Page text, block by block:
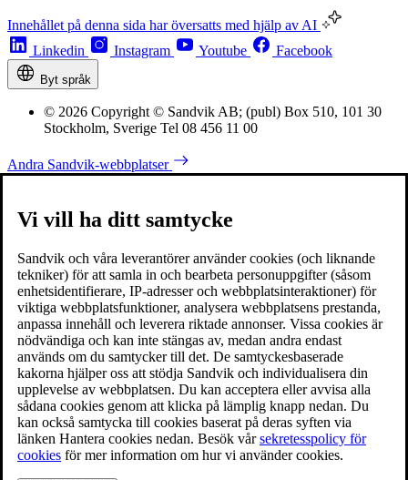
Innehållet på denna sida har översatts med hjälp av AI
Linkedin
Instagram Youtube Facebook
Byt språk
© 2026 Copyright © Sandvik AB; (publ) Box 510, 101 30
Stockholm, Sverige Tel 08 456 11 00
Andra Sandvik-webbplatser
Vi vill ha ditt samtycke
Sandvik och våra leverantörer använder cookies (och liknande
tekniker) för att samla in och bearbeta personuppgifter (såsom
enhetsidentifierare, IP-adresser och webbplatsinteraktioner) för
viktiga webbplatsfunktioner, analysera webbplatsens prestanda,
anpassa innehåll och leverera riktade annonser. Vissa cookies är
nödvändiga och kan inte stängas av, medan andra endast
används om du samtycker till det. De samtyckesbaserade
kakorna hjälper oss att stödja Sandvik och individualisera din
upplevelse av webbplatsen. Du kan acceptera eller avvisa alla
sådana cookies genom att klicka på lämplig knapp nedan. Du
kan också samtycka till cookies baserat på deras syften via
länken Hantera cookies nedan. Besök vårsekretesspolicy för
cookies för mer information om hur vi använder cookies.